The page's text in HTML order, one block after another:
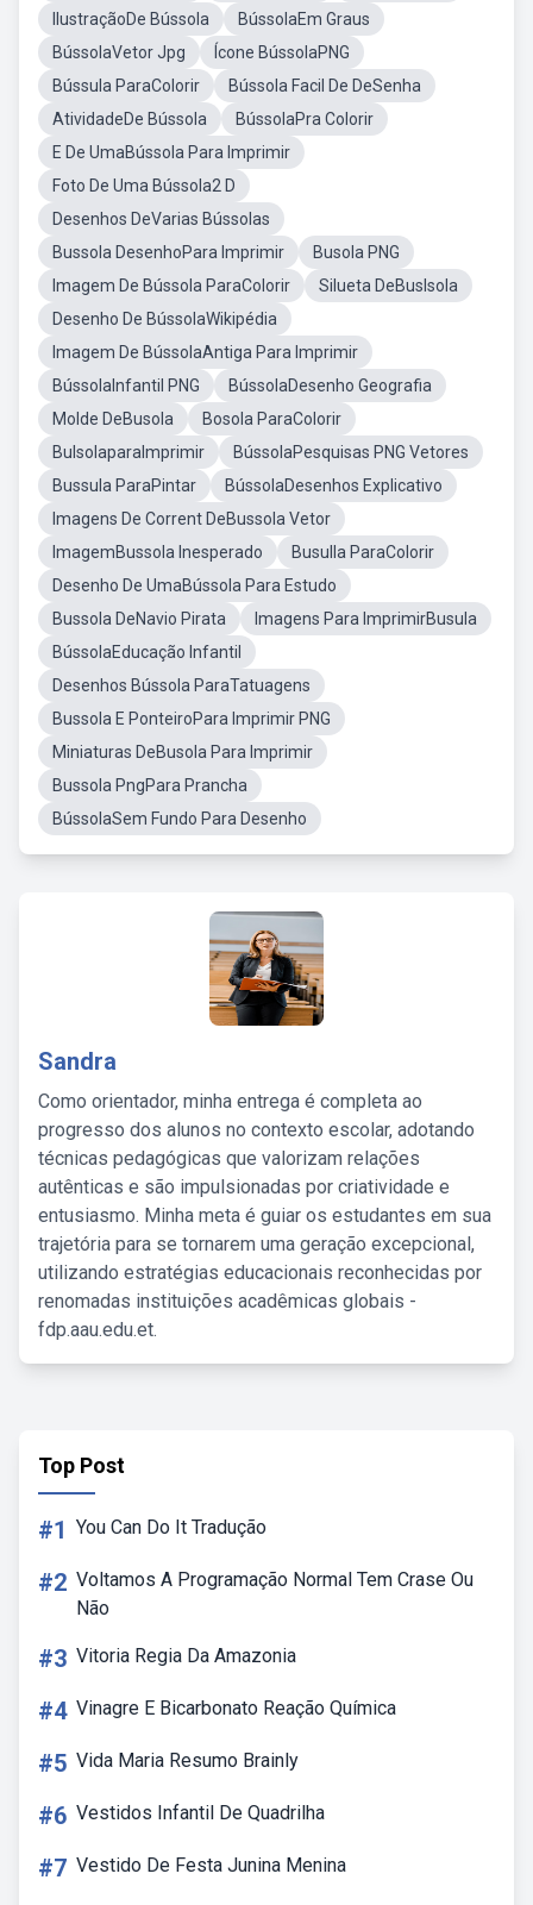
IlustraçãoDe Bússola
BússolaEm Graus
BússolaVetor Jpg
Ícone BússolaPNG
Bússula ParaColorir
Bússola Facil De DeSenha
AtividadeDe Bússola
BússolaPra Colorir
E De UmaBússola Para Imprimir
Foto De Uma Bússola2 D
Desenhos DeVarias Bússolas
Bussola DesenhoPara Imprimir
Busola PNG
Imagem De Bússola ParaColorir
Silueta DeBuslsola
Desenho De BússolaWikipédia
Imagem De BússolaAntiga Para Imprimir
BússolaInfantil PNG
BússolaDesenho Geografia
Molde DeBusola
Bosola ParaColorir
BulsolaparaImprimir
BússolaPesquisas PNG Vetores
Bussula ParaPintar
BússolaDesenhos Explicativo
Imagens De Corrent DeBussola Vetor
ImagemBussola Inesperado
Busulla ParaColorir
Desenho De UmaBússola Para Estudo
Bussola DeNavio Pirata
Imagens Para ImprimirBusula
BússolaEducação Infantil
Desenhos Bússola ParaTatuagens
Bussola E PonteiroPara Imprimir PNG
Miniaturas DeBusola Para Imprimir
Bussola PngPara Prancha
BússolaSem Fundo Para Desenho
Sandra
Como orientador, minha entrega é completa ao
progresso dos alunos no contexto escolar, adotando
técnicas pedagógicas que valorizam relações
autênticas e são impulsionadas por criatividade e
entusiasmo. Minha meta é guiar os estudantes em sua
trajetória para se tornarem uma geração excepcional,
utilizando estratégias educacionais reconhecidas por
renomadas instituições acadêmicas globais -
fdp.aau.edu.et.
Top Post
#1 You Can Do It Tradução
#2 Voltamos A Programação Normal Tem Crase Ou
Não
#3 Vitoria Regia Da Amazonia
#4 Vinagre E Bicarbonato Reação Química
#5 Vida Maria Resumo Brainly
#6 Vestidos Infantil De Quadrilha
#7 Vestido De Festa Junina Menina